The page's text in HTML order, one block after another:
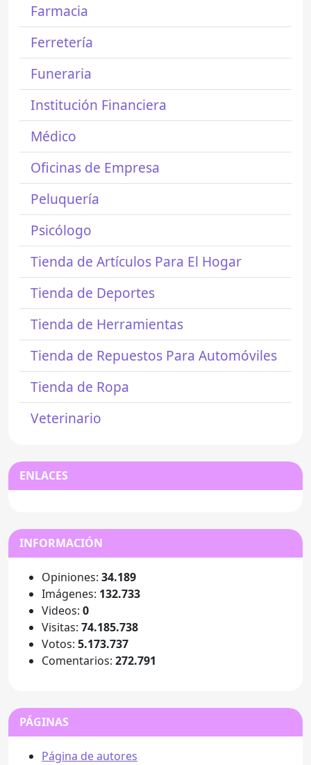
Farmacia
Ferretería
Funeraria
Institución Financiera
Médico
Oficinas de Empresa
Peluquería
Psicólogo
Tienda de Artículos Para El Hogar
Tienda de Deportes
Tienda de Herramientas
Tienda de Repuestos Para Automóviles
Tienda de Ropa
Veterinario
ENLACES
INFORMACIÓN
Opiniones: 34.189
Imágenes: 132.733
Videos: 0
Visitas: 74.185.738
Votos: 5.173.737
Comentarios: 272.791
PÁGINAS
Página de autores